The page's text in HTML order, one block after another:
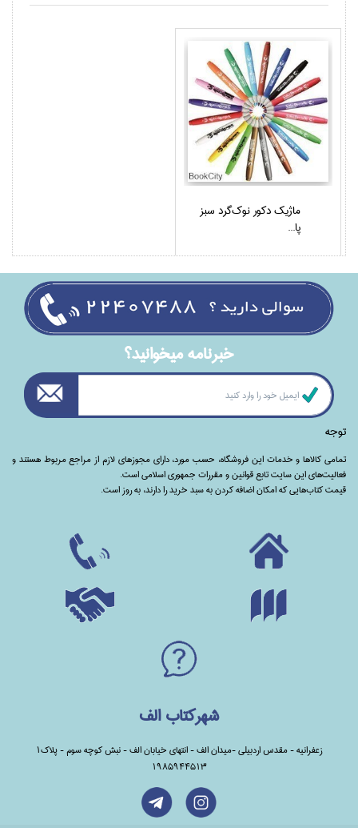
ماژيك دكور نوك‌گرد سبز
پا...
خبرنامه ميخوانيد؟
توجه
تمامی‌ کالاها و خدمات این فروشگاه، حسب مورد،‌ دارای مجوزهای لازم از مراجع مربوط هستند ‌و‌‌
فعالیت‌های این سایت تابع قوانین و مقررات جمهوری اسلامی است.
قیمت کتاب‌هایی که امکان اضافه کردن به سبد خرید را دارند،‌ به روز است.
شهرکتاب الف
زعفرانیه - مقدس اردبیلی -میدان الف - انتهای خیابان الف - نبش کوچه سوم - پلاک1
1985944513